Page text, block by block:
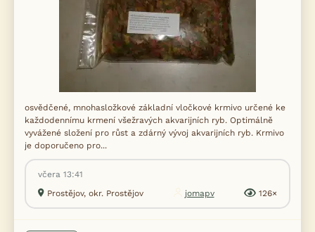
osvědčené, mnohasložkové základní vločkové krmivo určené ke
každodennímu krmení všežravých akvarijních ryb. Optimálně
vyvážené složení pro růst a zdárný vývoj akvarijních ryb. Krmivo
je doporučeno pro...
včera 13:41
Prostějov, okr. Prostějov
jomapv 126×